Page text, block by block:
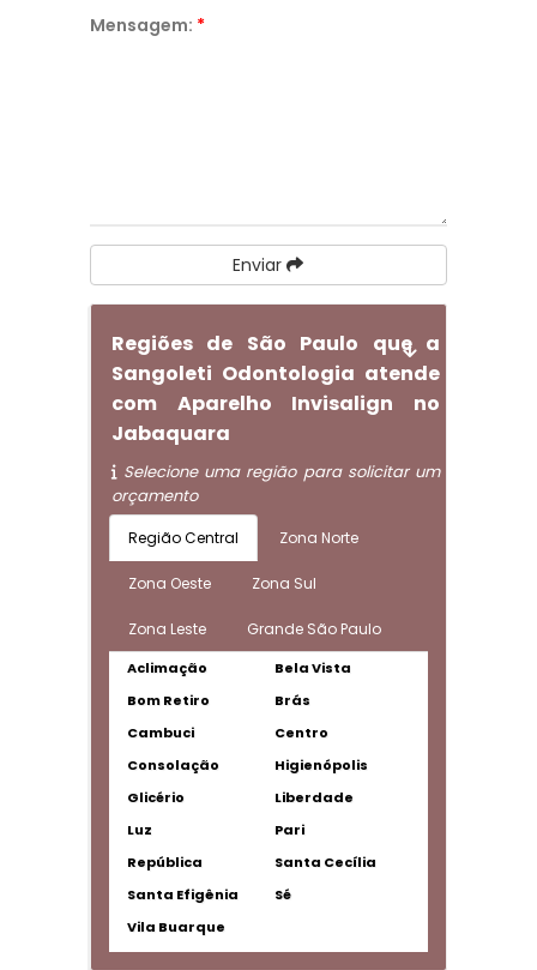
Mensagem: *
Enviar
Regiões de São Paulo que a
Sangoleti Odontologia atende
com Aparelho Invisalign no
Jabaquara
Selecione uma região para solicitar um
orçamento
Região Central Zona Norte
Zona Oeste Zona Sul
Zona Leste Grande São Paulo
Aclimação
Bela Vista
Bom Retiro
Brás
Cambuci
Centro
Consolação
Higienópolis
Glicério
Liberdade
Luz
Pari
República
Santa Cecília
Santa Efigênia
Sé
Vila Buarque